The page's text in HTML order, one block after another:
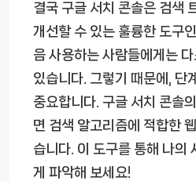
결국 구글 서치 콘솔은 검색
개선할 수 있는 훌륭한 도구
음 사용하는 사람들에게는
있습니다. 그렇기 때문에, 단
중요합니다. 구글 서치 콘솔
면 검색 알고리즘에 적합한
습니다. 이 도구를 통해 나의
게 파악해 보세요!